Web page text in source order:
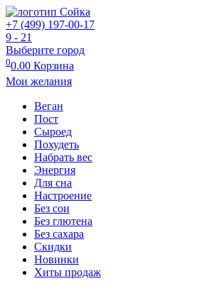
+7 (499) 197-00-17
9 - 21
Выберите город
00.00 Корзина
Мои желания
Веган
Пост
Сыроед
Похудеть
Набрать вес
Энергия
Для сна
Настроение
Без сои
Без глютена
Без сахара
Скидки
Новинки
Хиты продаж